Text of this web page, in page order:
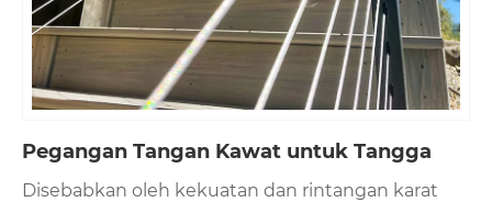
Pegangan Tangan Kawat untuk Tangga
Disebabkan oleh kekuatan dan rintangan karat